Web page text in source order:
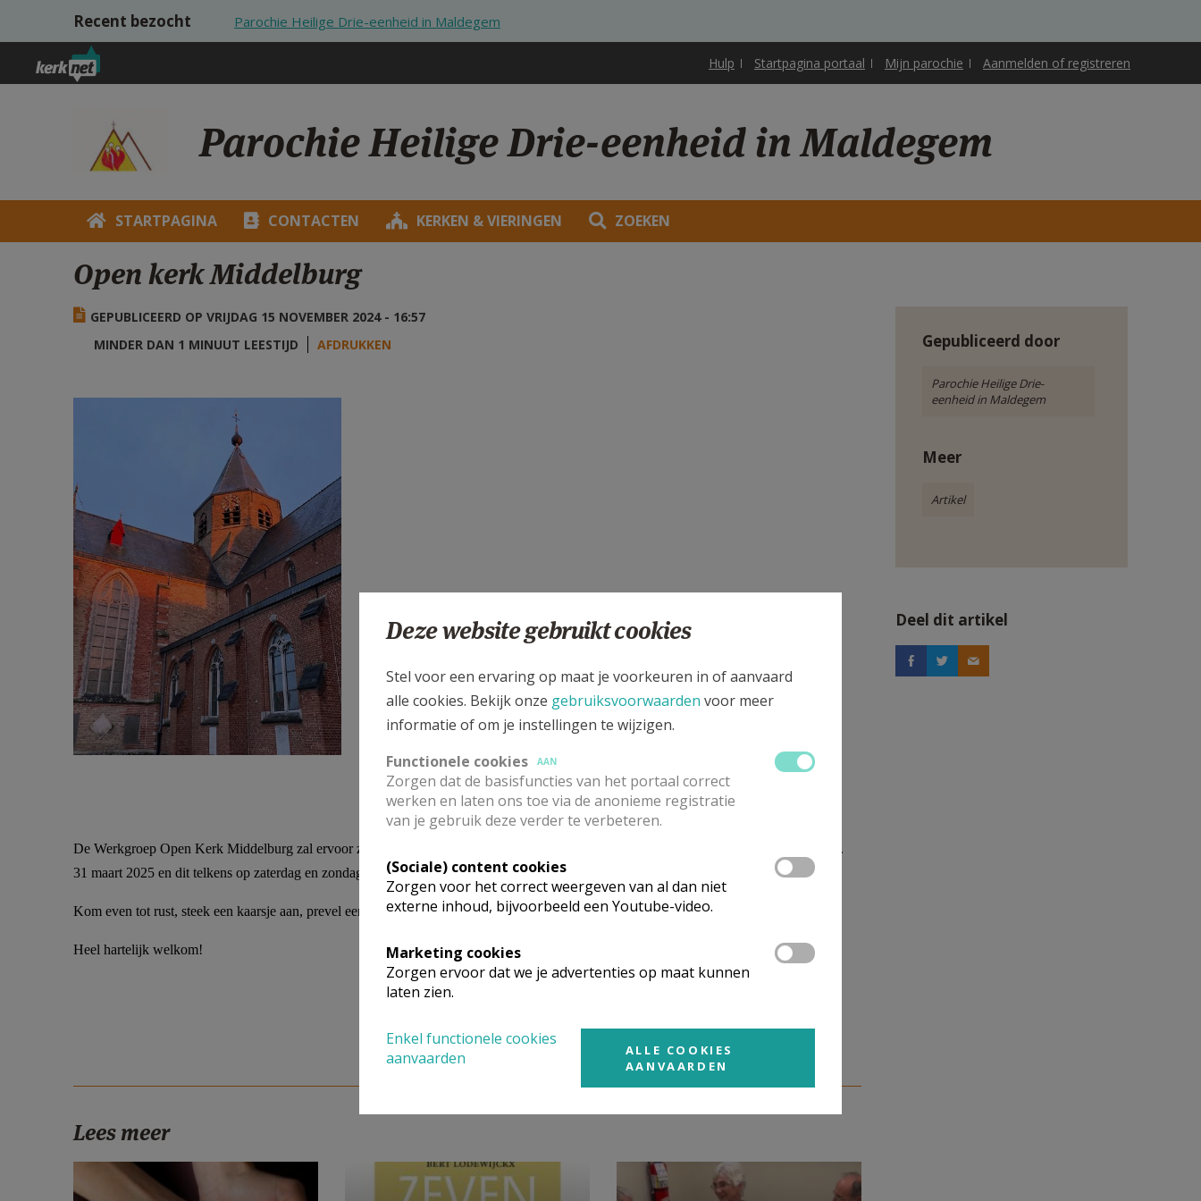
Overslaan en naar de inhoud gaan
Recent bezocht Parochie Heilige Drie-eenheid in Maldegem
Hulp Startpagina portaal Mijn parochie Aanmelden of registreren
Parochie Heilige Drie-eenheid in Maldegem
STARTPAGINA CONTACTEN KERKEN & VIERINGEN ZOEKEN
Open kerk Middelburg
GEPUBLICEERD OP VRIJDAG 15 NOVEMBER 2024 - 16:57
MINDER DAN 1 MINUUT LEESTIJD
AFDRUKKEN
De Werkgroep Open Kerk Middelburg zal ervoor zorgen dat onze Sint-Petrus en Sint-Pauluskerk open blijft van 3 november 2024 t.e.m.
31 maart 2025 en dit telkens op zaterdag en zondag van 10.00 uur tot 17.00 uur.
Kom even tot rust, steek een kaarsje aan, prevel een gebed en geniet van de waardevolle kunst.
Heel hartelijk welkom!
Gepubliceerd door
Parochie Heilige Drie-
eenheid in Maldegem
Meer
Artikel
Deel dit artikel
Lees meer
Deze website gebruikt cookies
Stel voor een ervaring op maat je voorkeuren in of aanvaard
alle cookies. Bekijk onze gebruiksvoorwaarden voor meer
informatie of om je instellingen te wijzigen.
Functionele cookies
AAN
Zorgen dat de basisfuncties van het portaal correct
werken en laten ons toe via de anonieme registratie
van je gebruik deze verder te verbeteren.
(Sociale) content cookies
Zorgen voor het correct weergeven van al dan niet
externe inhoud, bijvoorbeeld een Youtube-video.
Marketing cookies
Zorgen ervoor dat we je advertenties op maat kunnen
laten zien.
Enkel functionele cookies
aanvaarden
ALLE COOKIES
AANVAARDEN